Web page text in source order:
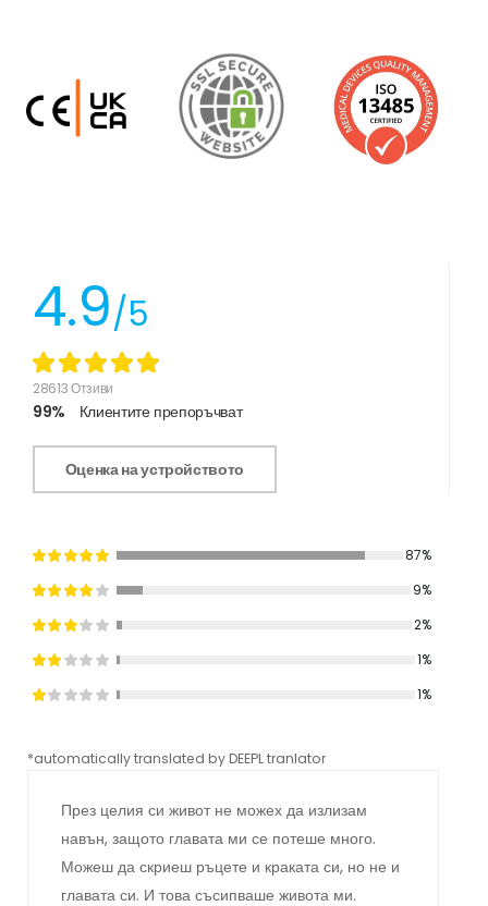
4.9/5
28613 Отзиви
99% Клиентите препоръчват
Оценка на устройството
87%
9%
2%
1%
1%
*automatically translated by DEEPL tranlator
През целия си живот не можех да излизам
навън, защото главата ми се потеше много.
Можеш да скриеш ръцете и краката си, но не и
главата си. И това съсипваше живота ми.